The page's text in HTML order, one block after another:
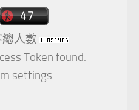
人數
Token found.
settings.